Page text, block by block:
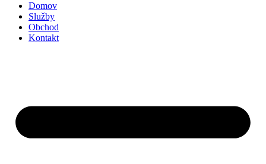
Domov
Služby
Obchod
Kontakt